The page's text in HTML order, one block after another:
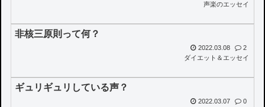
声楽のエッセイ
非核三原則って何？
2022.03.08
2
ダイエット＆エッセイ
ギュリギュリしている声？
2022.03.07
0